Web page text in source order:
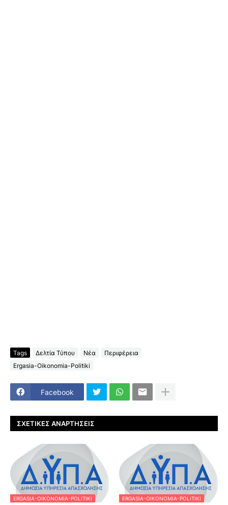
Tags Δελτία Τύπου Νέα
Περιφέρεια
Ergasia-Oikonomia-Politiki
Facebook
ΣΧΕΤΙΚΈΣ ΑΝΑΡΤΉΣΕΙΣ
ERGASIA-OIKONOMIA-POLITIKI ERGASIA-OIKONOMIA-POLITIKI